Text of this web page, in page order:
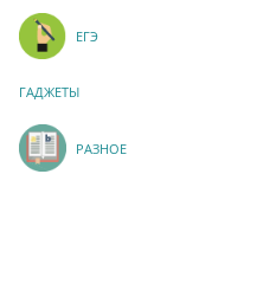
ЕГЭ
ГАДЖЕТЫ
РАЗНОЕ